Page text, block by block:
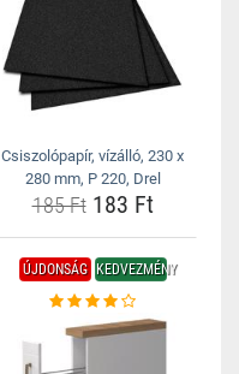
Csiszolópapír, vízálló, 230 x
280 mm, P 220, Drel
185 Ft183 Ft
ÚJDONSÁG KEDVEZMÉNY